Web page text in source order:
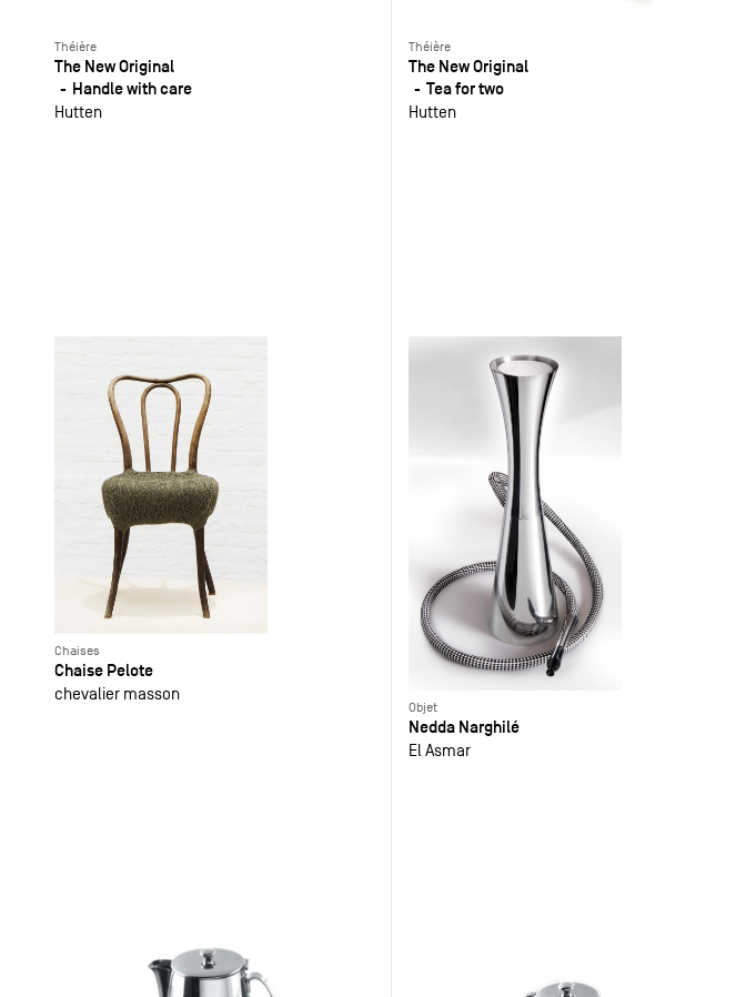
Théière
The New Original
Handle with care
Hutten
Théière
The New Original
Tea for two
Hutten
Chaises
Chaise Pelote
chevalier masson
Objet
Nedda Narghilé
El Asmar